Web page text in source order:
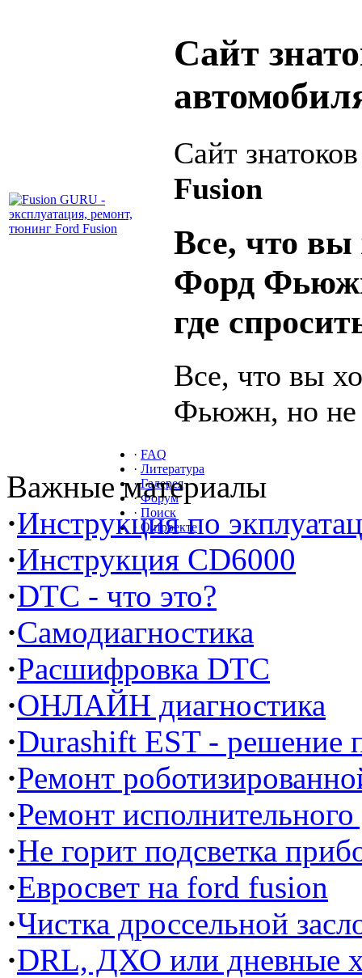
Сайт
Сайт
Fusion
Все, что вы
Форд
где
Все, что вы
Фьюжн, но не
· FAQ
· Литература
· Галерея
· Форум
· Поиск
· О проекте
Важные материалы
·Инструкция по
·Инструкция CD6000
·DTC - что это?
·Самодиагностика
·Расшифровка DTC
·ОНЛАЙН диагностика
·Durashift EST - решение
·Ремонт
·Ремонт
·Не горит подсветка
·Евросвет на ford fusion
·Чистка дроссельной
·DRL, ДХО или дневные